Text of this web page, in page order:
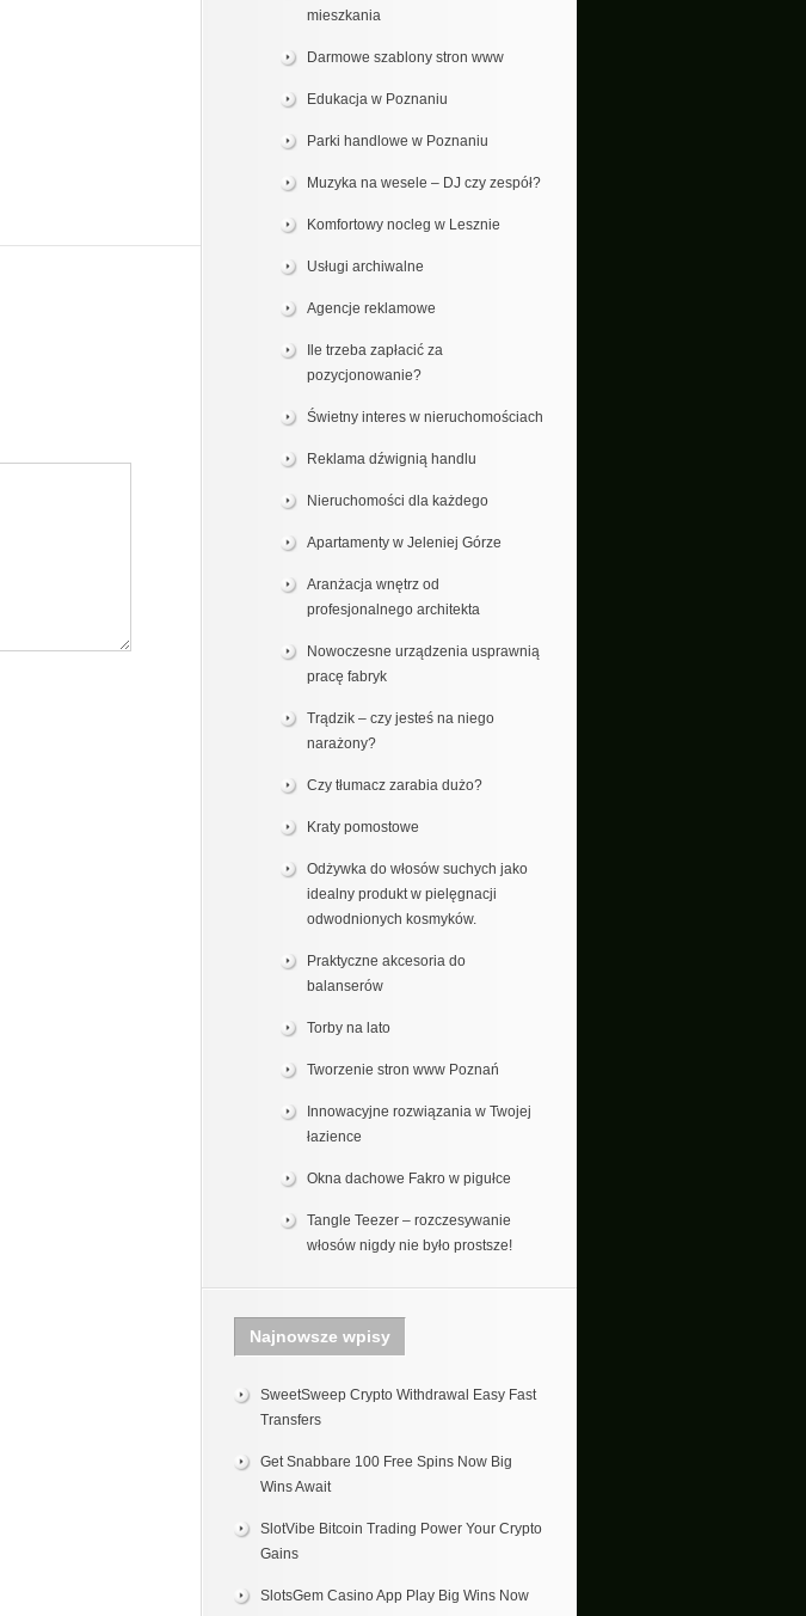
mieszkania
Darmowe szablony stron www
Edukacja w Poznaniu
Parki handlowe w Poznaniu
Muzyka na wesele – DJ czy zespół?
Komfortowy nocleg w Lesznie
Usługi archiwalne
Agencje reklamowe
Ile trzeba zapłacić za
pozycjonowanie?
Świetny interes w nieruchomościach
Reklama dźwignią handlu
Nieruchomości dla każdego
Apartamenty w Jeleniej Górze
Aranżacja wnętrz od
profesjonalnego architekta
Nowoczesne urządzenia usprawnią
pracę fabryk
Trądzik – czy jesteś na niego
narażony?
Czy tłumacz zarabia dużo?
Kraty pomostowe
Odżywka do włosów suchych jako
idealny produkt w pielęgnacji
odwodnionych kosmyków.
Praktyczne akcesoria do
balanserów
Torby na lato
Tworzenie stron www Poznań
Innowacyjne rozwiązania w Twojej
łazience
Okna dachowe Fakro w pigułce
Tangle Teezer – rozczesywanie
włosów nigdy nie było prostsze!
Najnowsze wpisy
SweetSweep Crypto Withdrawal Easy Fast
Transfers
Get Snabbare 100 Free Spins Now Big
Wins Await
SlotVibe Bitcoin Trading Power Your Crypto
Gains
SlotsGem Casino App Play Big Wins Now